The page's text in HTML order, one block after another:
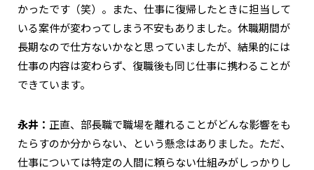
かったです（笑）。また、仕事に復帰したときに担当して
いる案件が変わってしまう不安もありました。休職期間が
長期なので仕方ないかなと思っていましたが、結果的には
仕事の内容は変わらず、復職後も同じ仕事に携わることが
できています。
永井： 正直、部長職で職場を離れることがどんな影響をも
たらすのか分からない、という懸念はありました。ただ、
仕事については特定の人間に頼らない仕組みがしっかりし